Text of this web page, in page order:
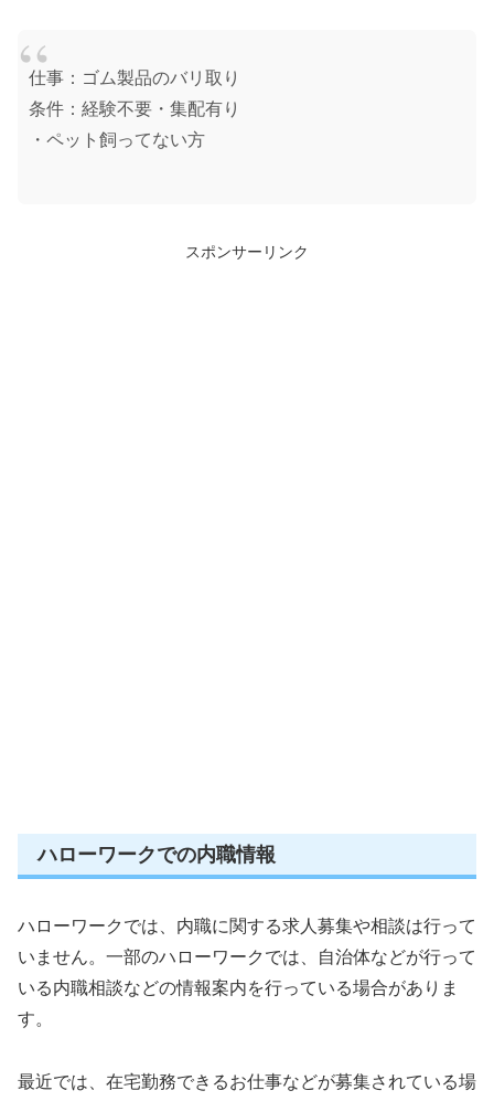
仕事：ゴム製品のバリ取り
条件：経験不要・集配有り
・ペット飼ってない方
スポンサーリンク
ハローワークでの内職情報
ハローワークでは、内職に関する求人募集や相談は行って
いません。一部のハローワークでは、自治体などが行って
いる内職相談などの情報案内を行っている場合がありま
す。
最近では、在宅勤務できるお仕事などが募集されている場